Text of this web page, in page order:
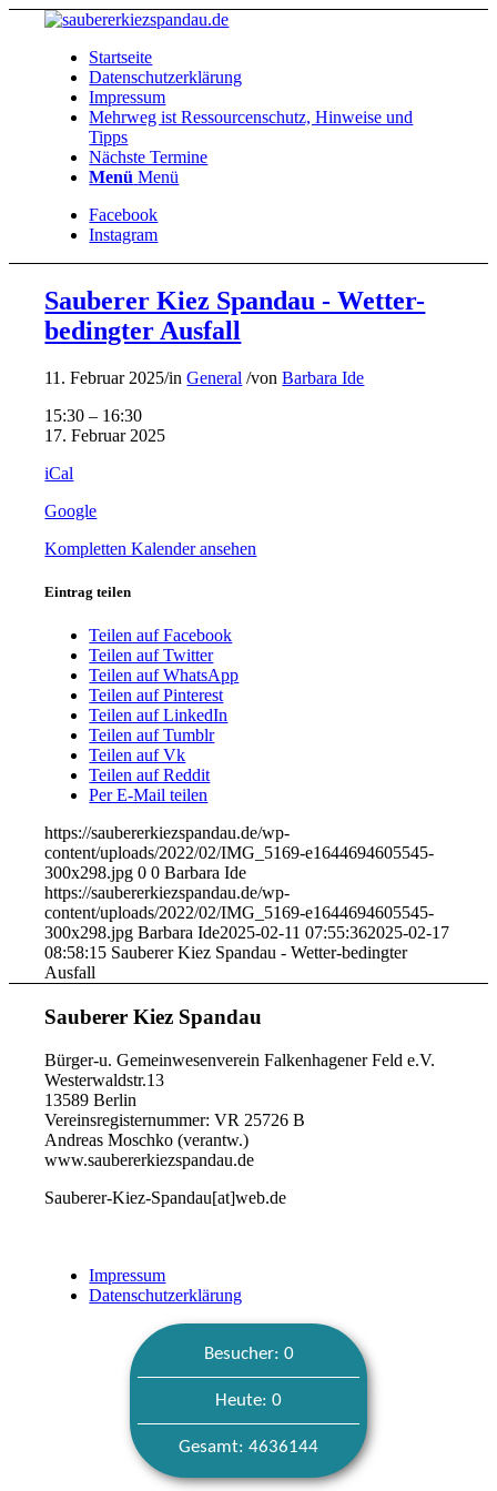
Startseite
Datenschutzerklärung
Impressum
Mehrweg ist Ressourcenschutz, Hinweise und
Tipps
Nächste Termine
Menü Menü
Facebook
Instagram
Sauberer Kiez Spandau - Wetter-
bedingter Ausfall
11. Februar 2025/inGeneral /vonBarbara Ide
Sauberer
Kiez
-
bedingter
15:30 – 16:30
17. Februar 2025
iCal
Google
Kompletten Kalender ansehen
Eintrag teilen
Teilen auf Facebook
Teilen auf Twitter
Teilen auf WhatsApp
Teilen auf Pinterest
Teilen auf LinkedIn
Teilen auf Tumblr
Teilen auf Vk
Teilen auf Reddit
Per E-Mail teilen
https://saubererkiezspandau.de/wp-
content/uploads/2022/02/IMG_5169-e1644694605545-
300x298.jpg 0 0 Barbara Ide
https://saubererkiezspandau.de/wp-
content/uploads/2022/02/IMG_5169-e1644694605545-
300x298.jpg Barbara Ide2025-02-11 07:55:362025-02-17
08:58:15 Sauberer Kiez Spandau - Wetter-bedingter
Ausfall
Sauberer Kiez Spandau
Bürger-u. Gemeinwesenverein Falkenhagener Feld e.V.
Westerwaldstr.13
13589 Berlin
Vereinsregisternummer: VR 25726 B
Andreas Moschko (verantw.)
www.saubererkiezspandau.de
Sauberer-Kiez-Spandau[at]web.de
Impressum
Datenschutzerklärung
Besucher: 0
Heute: 0
Gesamt: 4636144